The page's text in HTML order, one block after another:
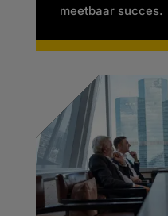
meetbaar succes.